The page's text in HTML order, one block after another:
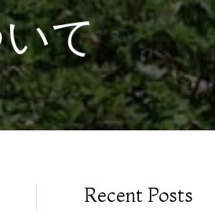
て
Recent Posts